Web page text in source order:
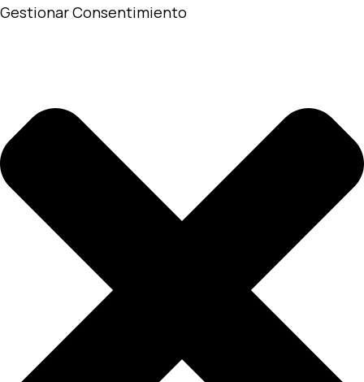
Gestionar Consentimiento